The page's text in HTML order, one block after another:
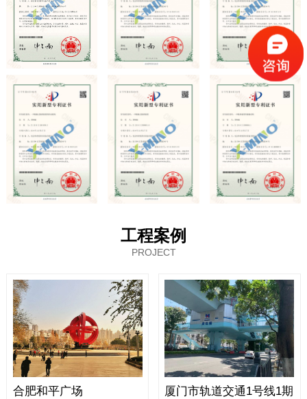
工程案例
PROJECT
合肥和平广场 厦门市轨道交通1号线1期